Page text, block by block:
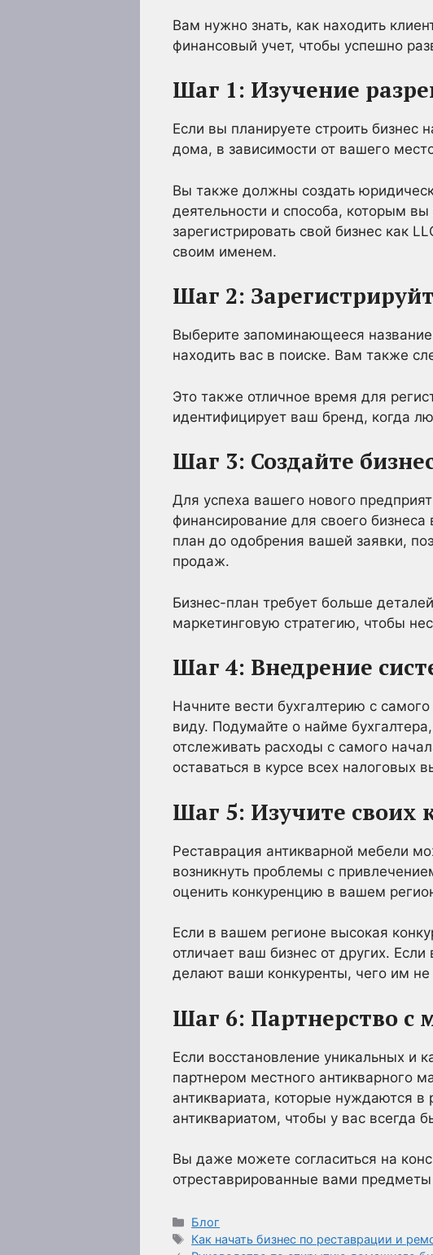
Вам нужно знать, как находить
финансовый учет, чтобы успешно
Шаг 1: Изучение
Если вы планируете строить бизнес
дома, в зависимости от вашего
Вы также должны создать
деятельности и способа, которым
зарегистрировать свой бизнес как
своим именем.
Шаг 2:
Выберите запоминающееся
находить вас в поиске. Вам также
Это также отличное время для
идентифицирует ваш бренд, когда
Шаг 3: Создайте
Для успеха вашего нового
финансирование для своего
план до одобрения вашей заявки,
продаж.
Бизнес-план требует больше
маркетинговую стратегию, чтобы
Шаг 4: Внедрение
Начните вести бухгалтерию с
виду. Подумайте о найме
отслеживать расходы с самого
оставаться в курсе всех налоговых
Шаг 5: Изучите своих
Реставрация антикварной мебели
возникнуть проблемы с
оценить конкуренцию в вашем
Если в вашем регионе высокая
отличает ваш бизнес от других.
делают ваши конкуренты, чего им
Шаг 6: Партнерство
Если восстановление уникальных и
партнером местного антикварного
антиквариата, которые нуждаются
антиквариатом, чтобы у вас всегда
Вы даже можете согласиться на
отреставрированные вами
Рубрики
Блог
Метки
Как начать бизнес по реставрации и